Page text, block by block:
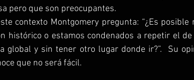
pero que son preocupantes.
histórico o estamos condenados a repetir el
global y sin tener otro lugar donde ir?”.  Su
que no será fácil.